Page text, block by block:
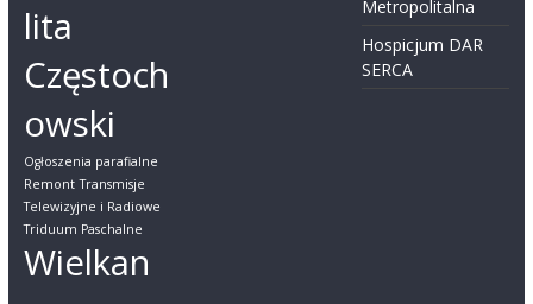
lita
Częstoch
owski
Ogłoszenia parafialne
Remont Transmisje
Telewizyjne i Radiowe
Triduum Paschalne
Wielkan
Metropolitalna
Hospicjum DAR
SERCA